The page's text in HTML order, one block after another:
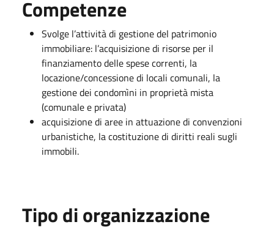
Competenze
Svolge l’attività di gestione del patrimonio
immobiliare: l’acquisizione di risorse per il
finanziamento delle spese correnti, la
locazione/concessione di locali comunali, la
gestione dei condomìni in proprietà mista
(comunale e privata)
acquisizione di aree in attuazione di convenzioni
urbanistiche, la costituzione di diritti reali sugli
immobili.
Tipo di organizzazione